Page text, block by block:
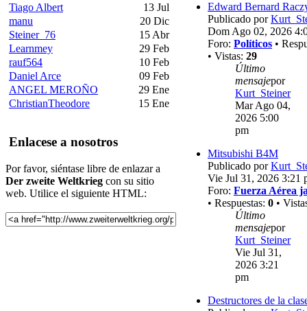
Tiago Albert
13 Jul
manu
20 Dic
Steiner_76
15 Abr
Learnmey
29 Feb
rauf564
10 Feb
Daniel Arce
09 Feb
ANGEL MEROÑO
29 Ene
ChristianTheodore
15 Ene
Enlacese a nosotros
Por favor, siéntase libre de enlazar a
Der zweite Weltkrieg con su sitio
web. Utilice el siguiente HTML:
Edward Bernard
Publicado por
Dom Ago 02, 2026
Foro: Políticos •
• Vistas: 29
Último
mensajepor
Kurt_Steiner
Mar Ago 04,
2026 5:00
pm
Mitsubishi B4M
Publicado por
Vie Jul 31, 2026 3:21
Foro: Fuerza Aérea
• Respuestas: 0 •
Último
mensajepor
Kurt_Steiner
Vie Jul 31,
2026 3:21
pm
Destructores de la